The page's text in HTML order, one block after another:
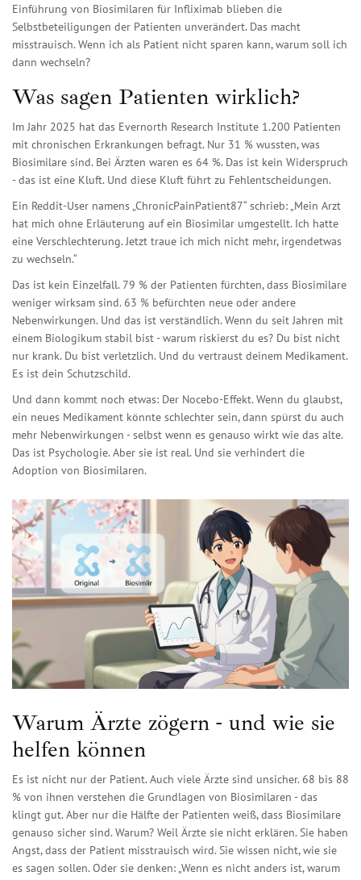
Einführung von Biosimilaren für Infliximab blieben die
Selbstbeteiligungen der Patienten unverändert. Das macht
misstrauisch. Wenn ich als Patient nicht sparen kann, warum soll ich
dann wechseln?
Was sagen Patienten wirklich?
Im Jahr 2025 hat das Evernorth Research Institute 1.200 Patienten
mit chronischen Erkrankungen befragt. Nur 31 % wussten, was
Biosimilare sind. Bei Ärzten waren es 64 %. Das ist kein Widerspruch
- das ist eine Kluft. Und diese Kluft führt zu Fehlentscheidungen.
Ein Reddit-User namens „ChronicPainPatient87“ schrieb: „Mein Arzt
hat mich ohne Erläuterung auf ein Biosimilar umgestellt. Ich hatte
eine Verschlechterung. Jetzt traue ich mich nicht mehr, irgendetwas
zu wechseln.“
Das ist kein Einzelfall. 79 % der Patienten fürchten, dass Biosimilare
weniger wirksam sind. 63 % befürchten neue oder andere
Nebenwirkungen. Und das ist verständlich. Wenn du seit Jahren mit
einem Biologikum stabil bist - warum riskierst du es? Du bist nicht
nur krank. Du bist verletzlich. Und du vertraust deinem Medikament.
Es ist dein Schutzschild.
Und dann kommt noch etwas: Der Nocebo-Effekt. Wenn du glaubst,
ein neues Medikament könnte schlechter sein, dann spürst du auch
mehr Nebenwirkungen - selbst wenn es genauso wirkt wie das alte.
Das ist Psychologie. Aber sie ist real. Und sie verhindert die
Adoption von Biosimilaren.
Warum Ärzte zögern - und wie sie
helfen können
Es ist nicht nur der Patient. Auch viele Ärzte sind unsicher. 68 bis 88
% von ihnen verstehen die Grundlagen von Biosimilaren - das
klingt gut. Aber nur die Hälfte der Patienten weiß, dass Biosimilare
genauso sicher sind. Warum? Weil Ärzte sie nicht erklären. Sie haben
Angst, dass der Patient misstrauisch wird. Sie wissen nicht, wie sie
es sagen sollen. Oder sie denken: „Wenn es nicht anders ist, warum